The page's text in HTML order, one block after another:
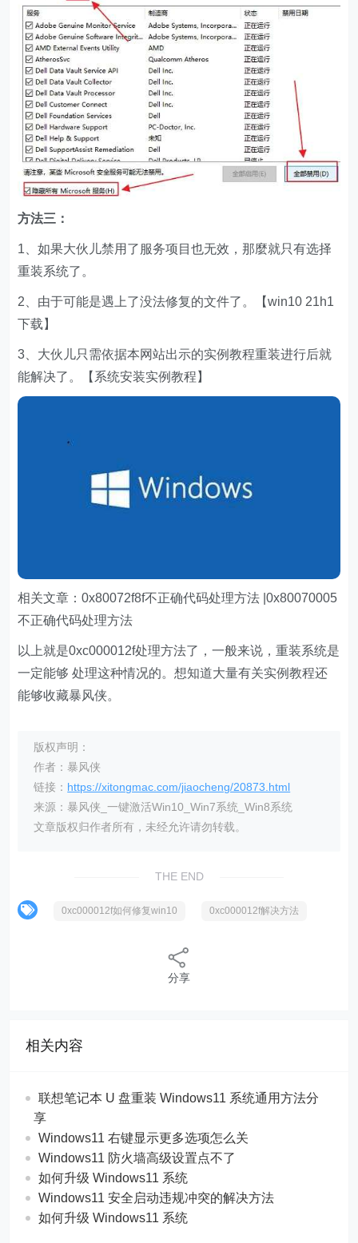
方法三：
1、如果大伙儿禁用了服务项目也无效，那麼就只有选择
重装系统了。
2、由于可能是遇上了没法修复的文件了。【win10 21h1
下载】
3、大伙儿只需依据本网站出示的实例教程重装进行后就
能解决了。【系统安装实例教程】
相关文章：0x80072f8f不正确代码处理方法 |0x80070005
不正确代码处理方法
以上就是0xc000012f处理方法了，一般来说，重装系统是
一定能够 处理这种情况的。想知道大量有关实例教程还
能够收藏暴风侠。
版权声明：
作者：暴风侠
链接： https://xitongmac.com/jiaocheng/20873.html
来源：暴风侠_一键激活Win10_Win7系统_Win8系统
文章版权归作者所有，未经允许请勿转载。
THE END
0xc000012f如何修复win10 0xc000012f解决方法
分享
相关内容
联想笔记本 U 盘重装 Windows11 系统通用方法分
享
Windows11 右键显示更多选项怎么关
Windows11 防火墙高级设置点不了
如何升级 Windows11 系统
Windows11 安全启动违规冲突的解决方法
如何升级 Windows11 系统